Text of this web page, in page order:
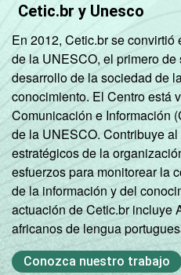
Não sabe
Não
Classe
social
A
B
C
DE
Condição
PEA
Cetic.br y Unesco
En 2012, Cetic.br se
de la UNESCO, el primero
desarrollo de la sociedad de
conocimiento. El Centro está
Comunicación e Información
de la UNESCO. Contribuye
estratégicos de la
esfuerzos para monitorear la
de la información y del
actuación de Cetic.br incluye
africanos de lengua
Conozca nuestro trabajo